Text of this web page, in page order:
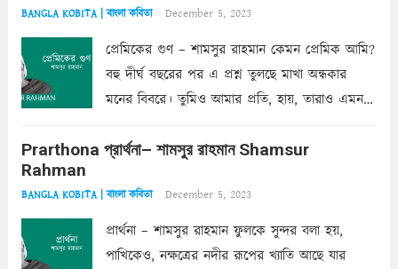
BANGLA KOBITA | বাংলা কবিতা December 5, 2023
প্রেমিকের গুণ – শামসুর রাহমান কেমন প্রেমিক আমি?
বহু দীর্ঘ বছরের পর এ প্রশ্ন তুলছে মাখা অন্ধকার
মনের বিবরে। তুমিও আমার প্রতি, হায়, তারাও এমন
একান্ত জরুরি- নইলে একটি দেয়াল নিমেষেই ভীষণ
Prarthona প্রার্থনা– শামসুর রাহমান Shamsur
Rahman
BANGLA KOBITA | বাংলা কবিতা December 5, 2023
প্রার্থনা – শামসুর রাহমান ফুলকে সুন্দর বলা হয়,
পাখিকেও, নক্ষত্রের নদীর রূপের খ্যাতি আছে যার